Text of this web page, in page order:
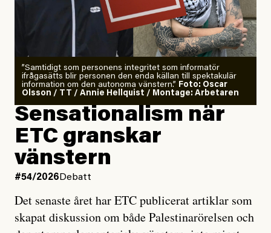
”Samtidigt som personens integritet som informatör
ifrågasätts blir personen den enda källan till spektakulär
information om den autonoma vänstern.” Foto: Oscar
Olsson / TT / Annie Hellquist / Montage: Arbetaren
Sensationalism när
ETC granskar
vänstern
#54/2026 Debatt
Det senaste året har ETC publicerat artiklar som
skapat diskussion om både Palestinarörelsen och